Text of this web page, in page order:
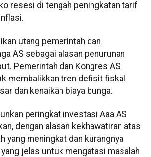
resesi di tengah peningkatan tarif
utang pemerintah dan
AS sebagai alasan penurunan
Pemerintah dan Kongres AS
membalikkan tren defisit fiskal
dan kenaikan biaya bunga.
peringkat investasi Aaa AS
dengan alasan kekhawatiran atas
yang meningkat dan kurangnya
yang jelas untuk mengatasi masalah